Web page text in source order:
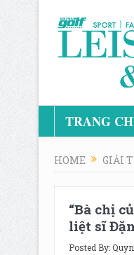
TRANG
HOME GIẢI
“Bà chị
liệt sĩ
Posted By: